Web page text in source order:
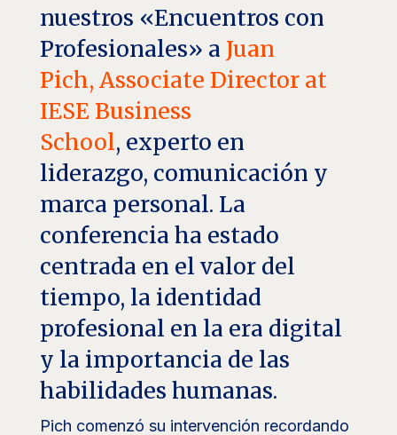
nuestros «Encuentros con
Profesionales» a Juan
Pich, Associate Director at
IESE Business
School, experto en
liderazgo, comunicación y
marca personal. La
conferencia ha estado
centrada en el valor del
tiempo, la identidad
profesional en la era digital
y la importancia de las
habilidades humanas.
Pich comenzó su intervención recordando